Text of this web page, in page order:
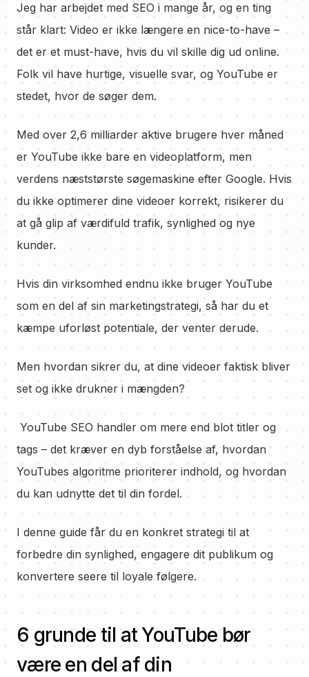
Jeg har arbejdet med SEO i mange år, og en ting
står klart: Video er ikke længere en nice-to-have –
det er et must-have, hvis du vil skille dig ud online.
Folk vil have hurtige, visuelle svar, og YouTube er
stedet, hvor de søger dem.
Med over 2,6 milliarder aktive brugere hver måned
er YouTube ikke bare en videoplatform, men
verdens næststørste søgemaskine efter Google. Hvis
du ikke optimerer dine videoer korrekt, risikerer du
at gå glip af værdifuld trafik, synlighed og nye
kunder.
Hvis din virksomhed endnu ikke bruger YouTube
som en del af sin marketingstrategi, så har du et
kæmpe uforløst potentiale, der venter derude.
Men hvordan sikrer du, at dine videoer faktisk bliver
set og ikke drukner i mængden?
YouTube SEO handler om mere end blot titler og
tags – det kræver en dyb forståelse af, hvordan
YouTubes algoritme prioriterer indhold, og hvordan
du kan udnytte det til din fordel.
I denne guide får du en konkret strategi til at
forbedre din synlighed, engagere dit publikum og
konvertere seere til loyale følgere.
6 grunde til at YouTube bør
være en del af din